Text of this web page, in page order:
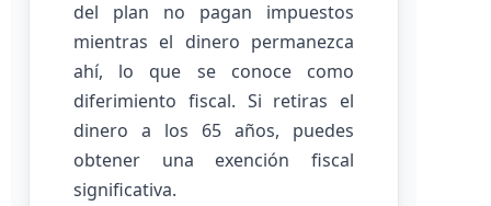
del plan no pagan impuestos
mientras el dinero permanezca
ahí, lo que se conoce como
diferimiento fiscal. Si retiras el
dinero a los 65 años, puedes
obtener una exención fiscal
significativa.